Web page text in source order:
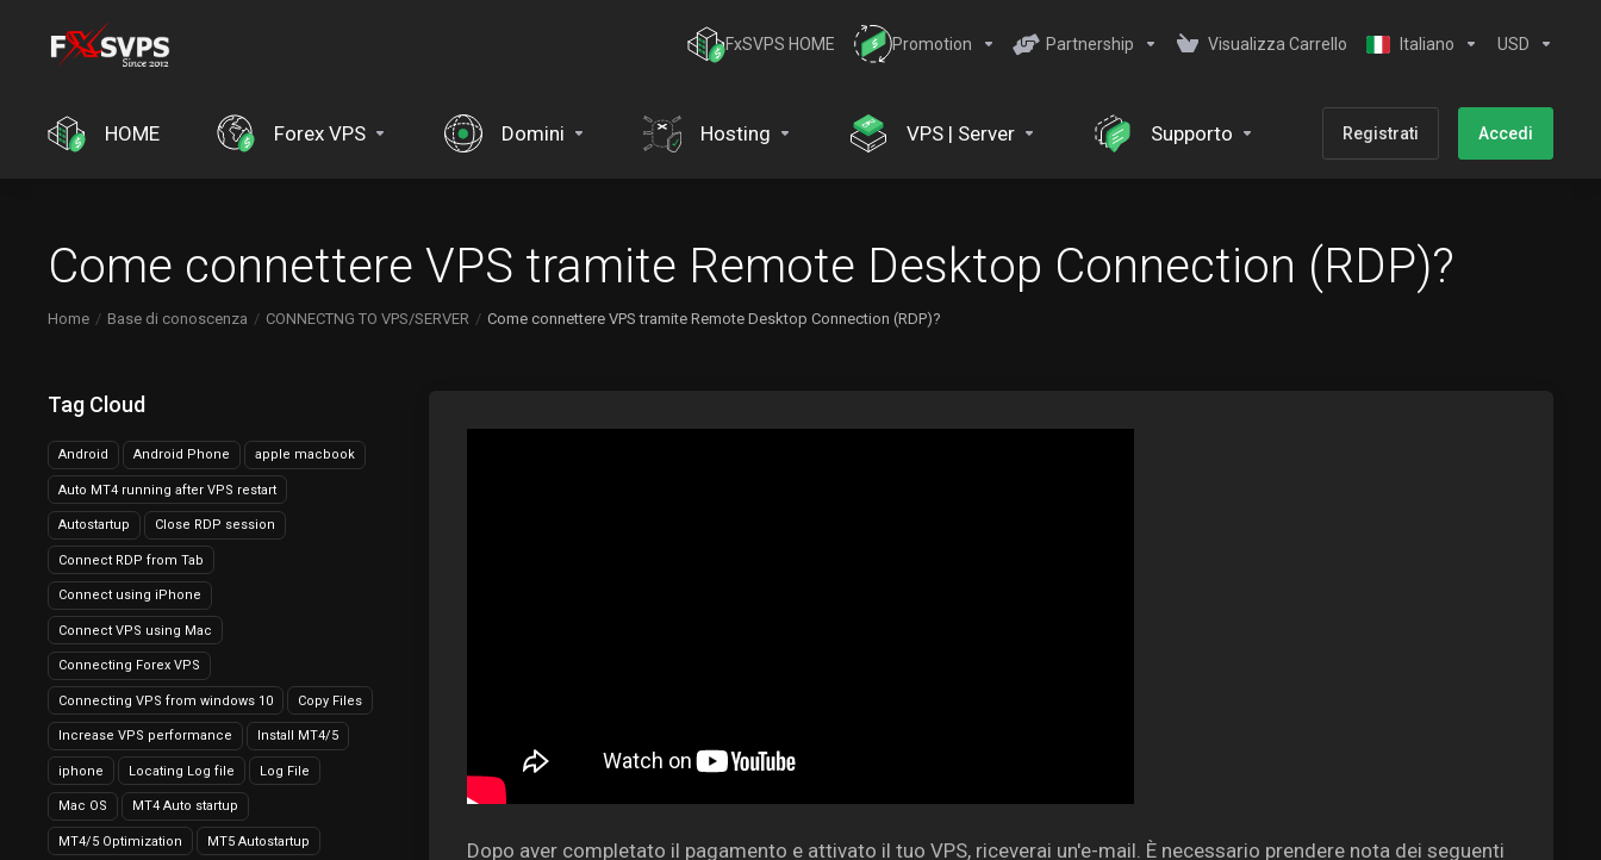
FxSVPS HOME Promotion Partnership Visualizza Carrello Italiano USD
HOME Forex VPS Domini Hosting VPS | Server Supporto Registrati Accedi
Come connettere VPS tramite Remote Desktop Connection (RDP)?
Home Base di conoscenza CONNECTNG TO VPS/SERVER Come connettere VPS tramite Remote Desktop Connection (RDP)?
Tag Cloud
Android Android Phone apple macbook
Auto MT4 running after VPS restart
Autostartup Close RDP session
Connect RDP from Tab
Connect using iPhone
Connect VPS using Mac
Connecting Forex VPS
Connecting VPS from windows 10 Copy Files
Increase VPS performance Install MT4/5
iphone Locating Log file Log File
Mac OS MT4 Auto startup
MT4/5 Optimization MT5 Autostartup
Dopo aver completato il pagamento e attivato il tuo VPS, riceverai un'e-mail. È necessario prendere nota dei seguenti